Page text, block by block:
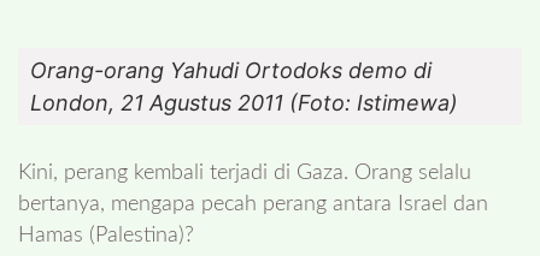
Orang-orang Yahudi Ortodoks demo di
London, 21 Agustus 2011 (Foto: Istimewa)
Kini, perang kembali terjadi di Gaza. Orang selalu
bertanya, mengapa pecah perang antara Israel dan
Hamas (Palestina)?